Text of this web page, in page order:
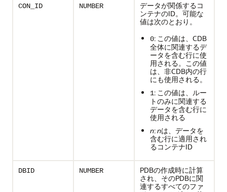
CON_ID NUMBER
データが関係するコ
ンテナのID。可能な
値は次のとおり。
0: この値は、CDB
全体に関連するデ
ータを含む行に使
用される。この値
は、非CDB内の行
にも使用される。
1: この値は、ルー
トのみに関連する
データを含む行に
使用される
n:nは、データを
含む行に適用され
るコンテナID
DBID NUMBER
PDBの作成時に計算
され、そのPDBに関
連するすべてのファ